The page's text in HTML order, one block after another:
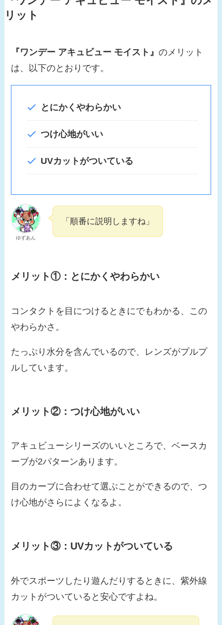
リット
『ワンデー アキュビュー モイスト』のメリット
は、以下のとおりです。
とにかくやわらかい
つけ心地がいい
UVカットがついている
ゆずあん
「順番に説明しますね」
メリット①： とにかくやわらかい
コンタクトを目につけるときにでもわかる、この
やわらかさ。
たっぷり水分を含んでいるので、レンズがプルプ
ルしています。
メリット②：つけ心地がいい
アキュビューシリーズのいいところで、ベースカ
ーブが2パターンあります。
目のカーブに合わせて選ぶことができるので、つ
け心地がさらによくなるよ。
メリット③： UVカットがついている
外でスポーツしたり遊んだりするときに、紫外線
カットがついていると安心ですよね。